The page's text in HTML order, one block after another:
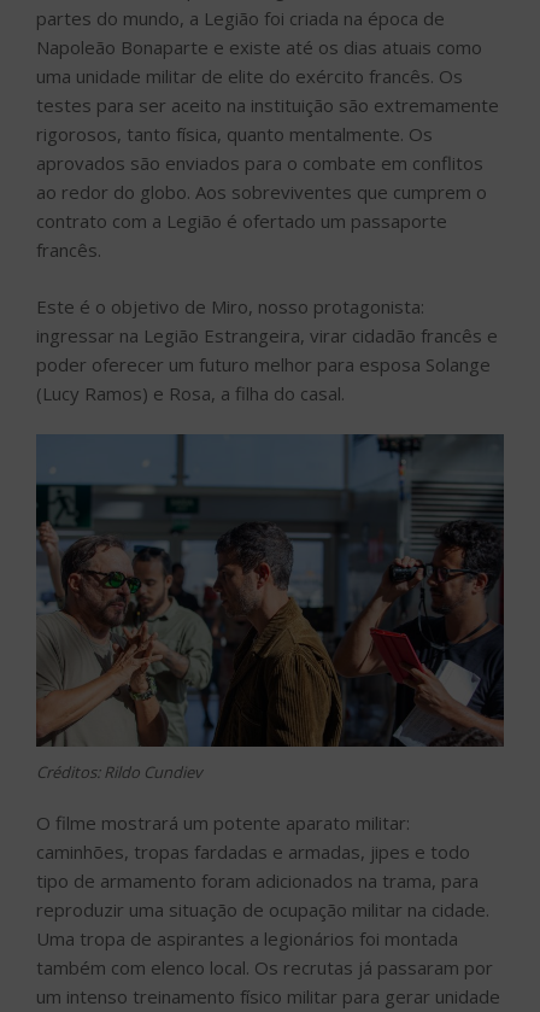
partes do mundo, a Legião foi criada na época de
Napoleão Bonaparte e existe até os dias atuais como
uma unidade militar de elite do exército francês. Os
testes para ser aceito na instituição são extremamente
rigorosos, tanto física, quanto mentalmente. Os
aprovados são enviados para o combate em conflitos
ao redor do globo. Aos sobreviventes que cumprem o
contrato com a Legião é ofertado um passaporte
francês.
Este é o objetivo de Miro, nosso protagonista:
ingressar na Legião Estrangeira, virar cidadão francês e
poder oferecer um futuro melhor para esposa Solange
(Lucy Ramos) e Rosa, a filha do casal.
Créditos: Rildo Cundiev
O filme mostrará um potente aparato militar:
caminhões, tropas fardadas e armadas, jipes e todo
tipo de armamento foram adicionados na trama, para
reproduzir uma situação de ocupação militar na cidade.
Uma tropa de aspirantes a legionários foi montada
também com elenco local. Os recrutas já passaram por
um intenso treinamento físico militar para gerar unidade